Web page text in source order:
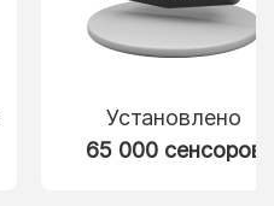
Установлено
65 000 сенсоров